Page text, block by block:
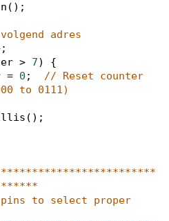
();
;
> 7) {
= 0 ; // Reset counter
to 0111)
();
to select proper